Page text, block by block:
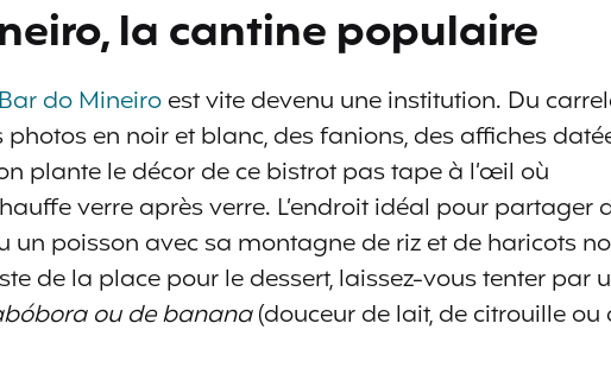
la cantine populaire
Bar do Mineiroest vite devenu une institution. Du
en noir et blanc, des fanions, des affiches
plante le décor de ce bistrot pas tape à l’œil où
verre après verre. L’endroit idéal pour partager
un poisson avec sa montagne de riz et de haricots
de la place pour le dessert, laissez-vous tenter par
ou de banana(douceur de lait, de citrouille ou